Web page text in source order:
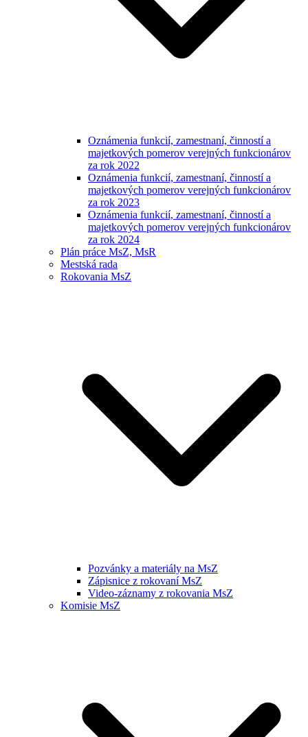
Oznámenia funkcií, zamestnaní, činností a
majetkových pomerov verejných funkcionárov
za rok 2022
Oznámenia funkcií, zamestnaní, činností a
majetkových pomerov verejných funkcionárov
za rok 2023
Oznámenia funkcií, zamestnaní, činností a
majetkových pomerov verejných funkcionárov
za rok 2024
Plán práce MsZ, MsR
Mestská rada
Rokovania MsZ
Pozvánky a materiály na MsZ
Zápisnice z rokovaní MsZ
Video-záznamy z rokovania MsZ
Komisie MsZ